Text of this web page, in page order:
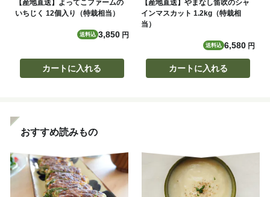
【産地直送】よってこファームの
いちじく 12個入り（特栽相当）
送料込 3,850円
カートに入れる
【産地直送】やまなし笛吹のシャ
インマスカット 1.2kg（特栽相
当）
送料込 6,580 円
カートに入れる
おすすめ読みもの